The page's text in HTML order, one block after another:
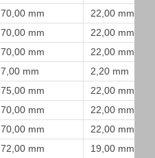
70,00 mm
22,00 mm
70,00 mm
22,00 mm
70,00 mm
22,00 mm
7,00 mm
2,20 mm
75,00 mm
22,00 mm
70,00 mm
22,00 mm
70,00 mm
22,00 mm
72,00 mm
19,00 mm